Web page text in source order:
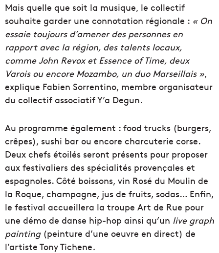
Mais quelle que soit la musique, le collectif
souhaite garder une connotation régionale : « On
essaie toujours d’amener des personnes en
rapport avec la région, des talents locaux,
comme John Revox et Essence of Time, deux
Varois ou encore Mozambo, un duo Marseillais »,
explique Fabien Sorrentino, membre organisateur
du collectif associatif Y’a Degun.
Au programme également : food trucks (burgers,
crêpes), sushi bar ou encore charcuterie corse.
Deux chefs étoilés seront présents pour proposer
aux festivaliers des spécialités provençales et
espagnoles. Côté boissons, vin Rosé du Moulin de
la Roque, champagne, jus de fruits, sodas… Enfin,
le festival accueillera la troupe Art de Rue pour
une démo de danse hip-hop ainsi qu’un live graph
painting (peinture d’une oeuvre en direct) de
l’artiste Tony Tichene.